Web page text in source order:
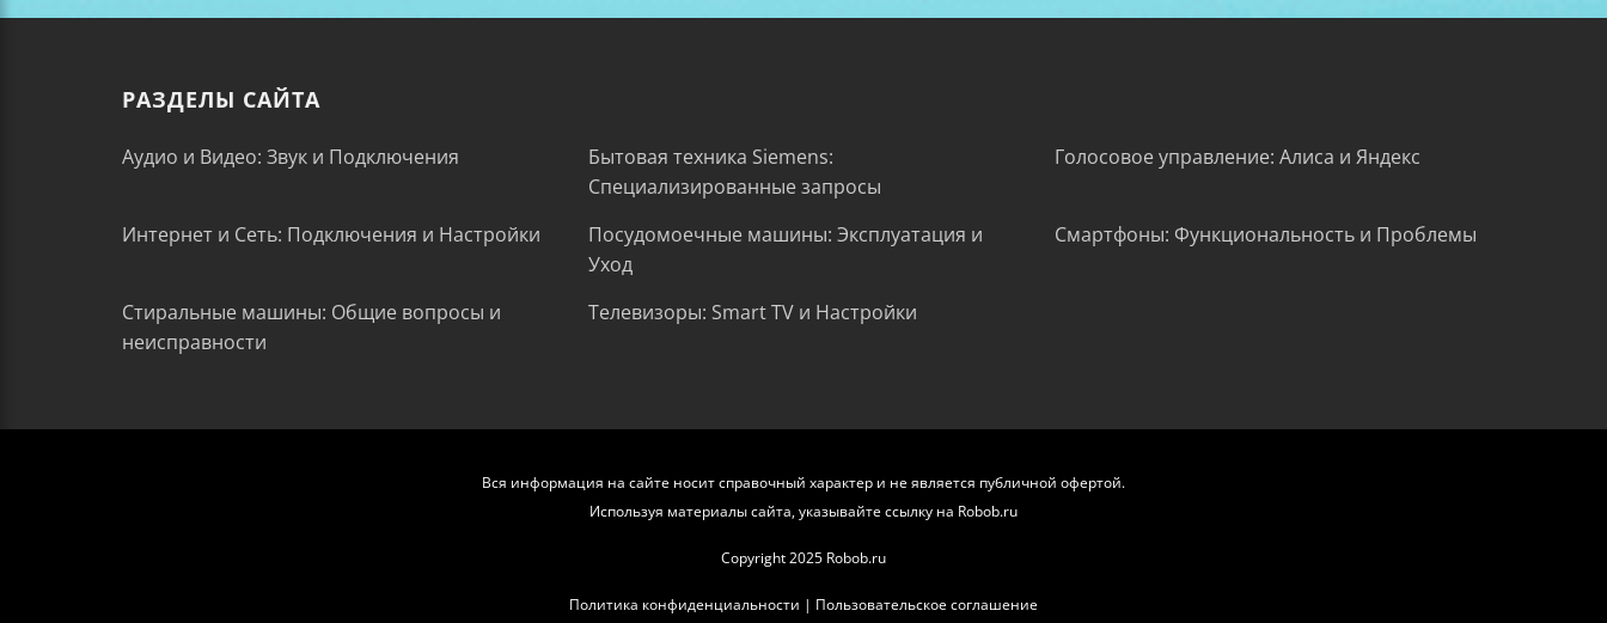
РАЗДЕЛЫ САЙТА
Аудио и Видео: Звук и Подключения
Бытовая техника Siemens:
Специализированные запросы
Голосовое управление: Алиса и Яндекс
Интернет и Сеть: Подключения и Настройки
Посудомоечные машины: Эксплуатация и
Уход
Смартфоны: Функциональность и Проблемы
Стиральные машины: Общие вопросы и
неисправности
Телевизоры: Smart TV и Настройки
Вся информация на сайте носит справочный характер и не является публичной офертой.
Используя материалы сайта, указывайте ссылку на Robob.ru
Copyright 2025 Robob.ru
Политика конфиденциальности | Пользовательское соглашение